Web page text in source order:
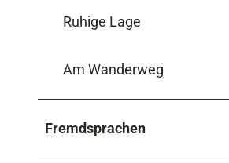
Ruhige Lage
Am Wanderweg
Fremdsprachen